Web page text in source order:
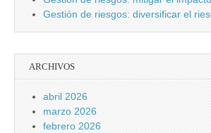
Gestión de riesgos: diversificar el
ARCHIVOS
abril 2026
marzo 2026
febrero 2026